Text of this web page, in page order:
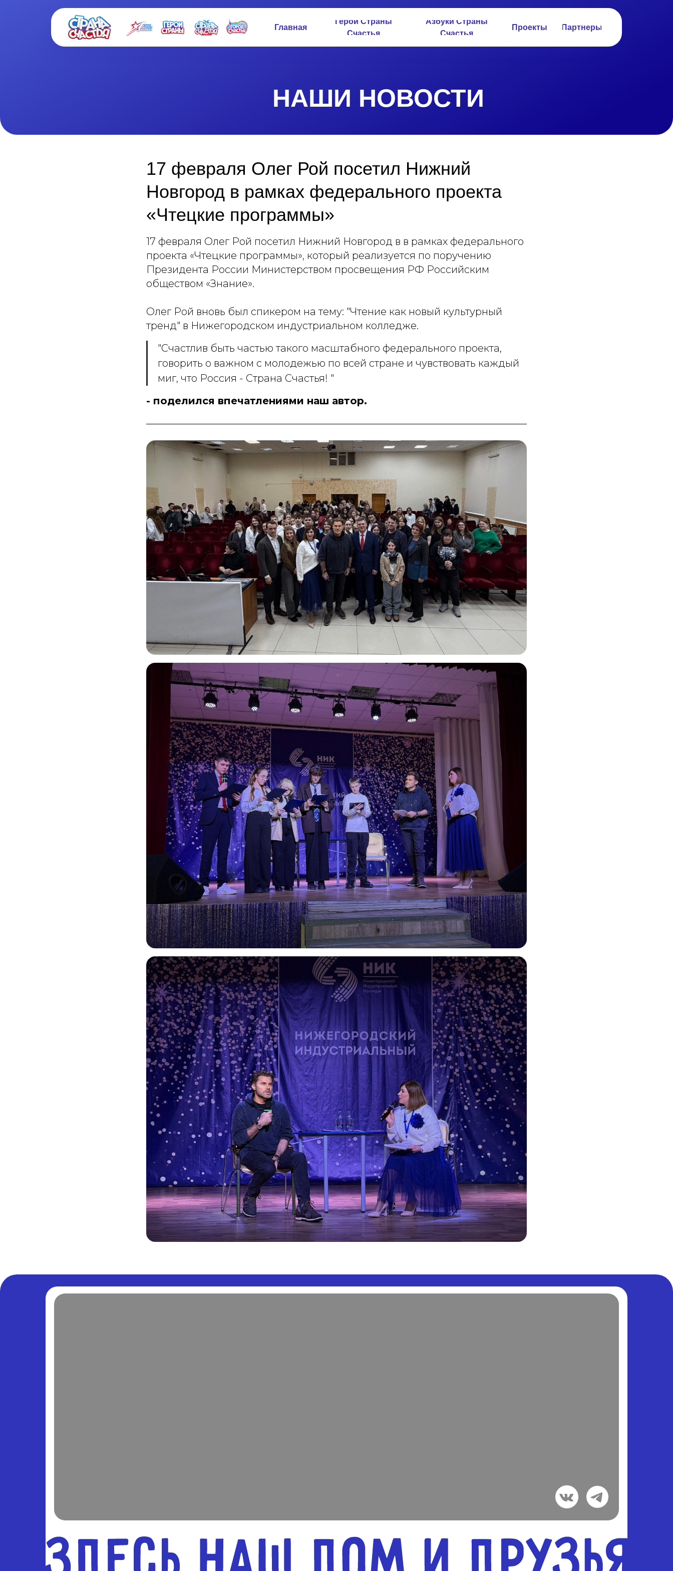
Главная
Герои Страны
Счастья
Азбуки Страны
Счастья
Проекты Партнеры
НАШИ НОВОСТИ
17 февраля Олег Рой посетил Нижний
Новгород в рамках федерального проекта
«Чтецкие программы»
17 февраля Олег Рой посетил Нижний Новгород в в рамках федерального
проекта «Чтецкие программы», который реализуется по поручению
Президента России Министерством просвещения РФ Российским
обществом «Знание».
Олег Рой вновь был спикером на тему: "Чтение как новый культурный
тренд" в Нижегородском индустриальном колледже.
"Счастлив быть частью такого масштабного федерального проекта,
говорить о важном с молодежью по всей стране и чувствовать каждый
миг, что Россия - Страна Счастья! "
- поделился впечатлениями наш автор.